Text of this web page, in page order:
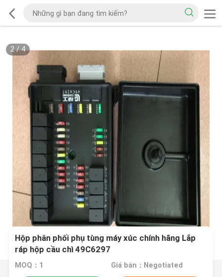
2/4
Hộp phân phối phụ tùng máy xúc chính hãng Lắp
ráp hộp cầu chì 49C6297
MOQ：1 Giá bán：Negotiated